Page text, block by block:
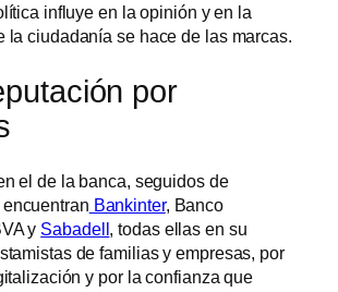
influye en la opinión y en la
la ciudadanía se hace de las marcas.
por
el de la banca, seguidos de
Bankinter, Banco
y Sabadell , todas ellas en su
de familias y empresas, por
y por la confianza que